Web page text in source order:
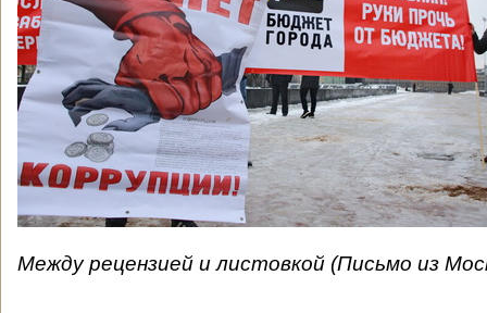
Между рецензией и листовкой (Письмо из